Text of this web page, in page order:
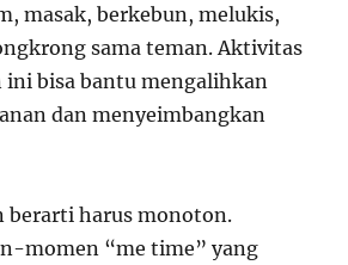
masak, berkebun, melukis,
sama teman. Aktivitas
ini bisa bantu mengalihkan
dan menyeimbangkan
berarti harus monoton.
momen “me time” yang